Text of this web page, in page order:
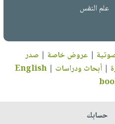
علم النفس
| عروض خاصة | صدر
|أبحاث ودراسات |
English
حسابك